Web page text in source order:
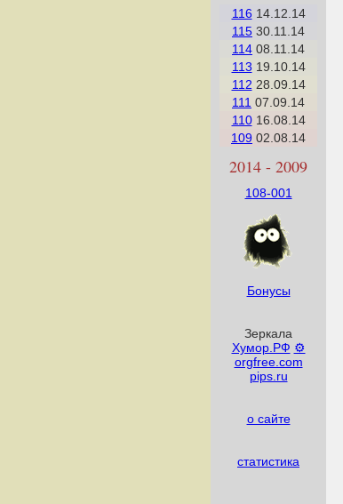
116 14.12.14
115 30.11.14
114 08.11.14
113 19.10.14
112 28.09.14
111 07.09.14
11016.08.14
109 02.08.14
2014 - 2009
108-001
Бонусы
Зеркала
Хумор.РФ ⚙
orgfree.com
pips.ru
о сайте
статистика